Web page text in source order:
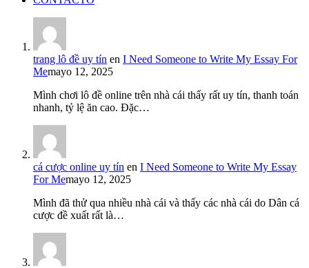
trang lô đề uy tín en I Need Someone to Write My Essay For
Memayo 12, 2025
Mình chơi lô đề online trên nhà cái thấy rất uy tín, thanh toán
nhanh, tỷ lệ ăn cao. Đặc…
cá cược online uy tín en I Need Someone to Write My Essay
For Memayo 12, 2025
Mình đã thử qua nhiều nhà cái và thấy các nhà cái do Dân cá
cược đề xuất rất là…